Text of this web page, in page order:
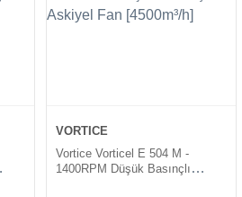
VORTICE
Vortice Vorticel E 504 M -
1400RPM Düşük Basınçlı